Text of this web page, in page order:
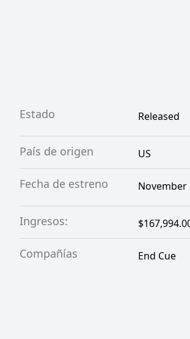
Estado Released
País de origen US
Fecha de estreno November
Ingresos:
Compañías End Cue